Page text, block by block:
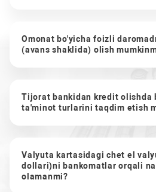
Omonat bo'yicha foizli
(avans shaklida) olish
Tijorat bankidan kredit olishda
ta'minot turlarini taqdim etish
Valyuta kartasidagi chet el
dollari)ni bankomatlar orqali
olamanmi?